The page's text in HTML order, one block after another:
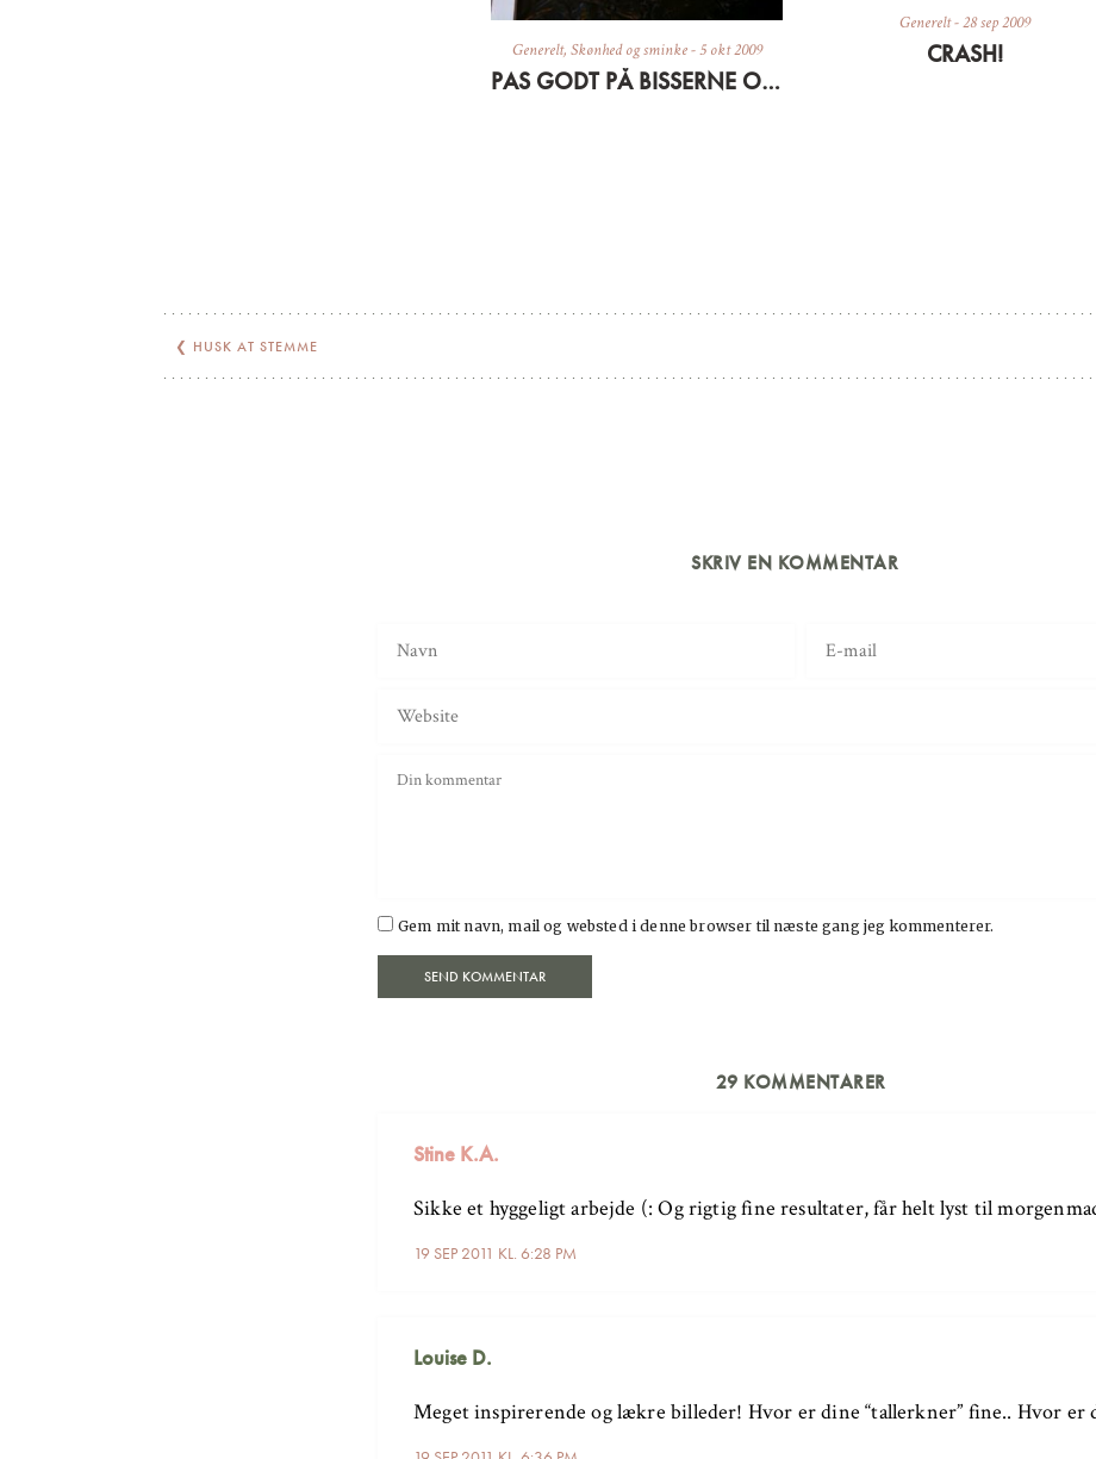
Generelt, Skønhed og sminke-5 okt 2009
PAS GODT PÅ BISSERNE OG HUDEN
Generelt-28 sep 2009
CRASH!
❮ HUSK AT STEMME
SKRIV EN KOMMENTAR
Gem mit navn, mail og websted i denne browser til næste gang jeg kommenterer.
29 KOMMENTARER
Stine K.A.
19 SEP 2011 KL. 6:28 PM
Sikke et hyggeligt arbejde (: Og rigtig fine resultater, får helt lyst til
Louise D.
Meget inspirerende og lækre billeder! Hvor er dine “tallerkner” fine.. Hvor er